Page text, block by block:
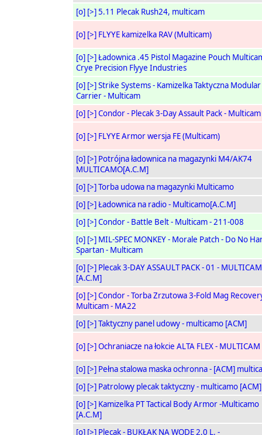
[o] [>]5.11 Plecak Rush24, multicam
[o] [>] FLYYE kamizelka RAV (Multicam)
[o] [>]Ładownica .45 Pistol Magazine Pouch
Crye Precision Flyye Industries
[o] [>]Strike Systems - Kamizelka Taktyczna Modular
Carrier - Multicam
[o] [>]Condor - Plecak 3-Day Assault Pack -
[o] [>] FLYYE Armor wersja FE (Multicam)
[o] [>] Potrójna ładownica na magazynki M4/AK74
MULTICAMO[A.C.M]
[o] [>]Torba udowa na magazynki Multicamo
[o] [>]Ładownica na radio - Multicamo[A.C.M]
[o] [>]Condor - Battle Belt - Multicam - 211-008
[o] [>] MIL-SPEC MONKEY - Morale Patch - Do No
Spartan - Multicam
[o] [>] Plecak 3-DAY ASSAULT PACK - 01 -
[A.C.M]
[o] [>]Condor - Torba Zrzutowa 3-Fold Mag
Multicam - MA22
[o] [>]Taktyczny panel udowy - multicamo [ACM]
[o] [>]Ochraniacze na łokcie ALTA FLEX - MULTICAM
[o] [>] Pełna stalowa maska ochronna - [ACM]
[o] [>] Patrolowy plecak taktyczny - multicamo [ACM]
[o] [>] Kamizelka PT Tactical Body Armor -Multicamo
[A.C.M]
[o] [>] Plecak - BUKŁAK NA WODĘ 2,0 L. -